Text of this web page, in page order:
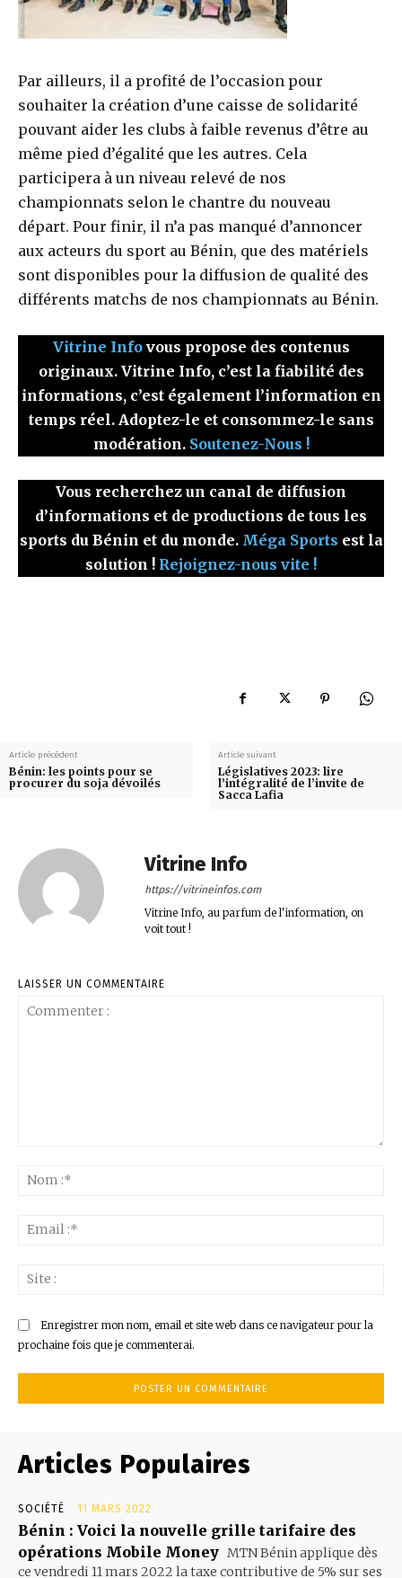
Par ailleurs, il a profité de l’occasion pour
souhaiter la création d’une caisse de solidarité
pouvant aider les clubs à faible revenus d’être au
même pied d’égalité que les autres. Cela
participera à un niveau relevé de nos
championnats selon le chantre du nouveau
départ. Pour finir, il n’a pas manqué d’annoncer
aux acteurs du sport au Bénin, que des matériels
sont disponibles pour la diffusion de qualité des
différents matchs de nos championnats au Bénin.
Vitrine Infovous propose des contenus
originaux. Vitrine Info, c’est la fiabilité des
informations, c’est également l’information en
temps réel. Adoptez-le et consommez-le sans
modération. Soutenez-Nous !
Vous recherchez un canal de diffusion
d’informations et de productions de tous les
sports du Bénin et du monde. Méga Sports est la
solution ! Rejoignez-nous vite !
Article précédent
Bénin: les points pour se
procurer du soja dévoilés
Article suivant
Législatives 2023: lire
l’intégralité de l’invite de
Sacca Lafia
Vitrine Info
https://vitrineinfos.com
Vitrine Info, au parfum de l'information, on
voit tout !
LAISSER UN COMMENTAIRE
Enregistrer mon nom, email et site web dans ce navigateur pour la
prochaine fois que je commenterai.
Articles Populaires
SOCIÉTÉ 11 MARS 2022
Bénin : Voici la nouvelle grille tarifaire des
opérations Mobile Money MTN Bénin applique dès
ce vendredi 11 mars 2022 la taxe contributive de 5% sur ses